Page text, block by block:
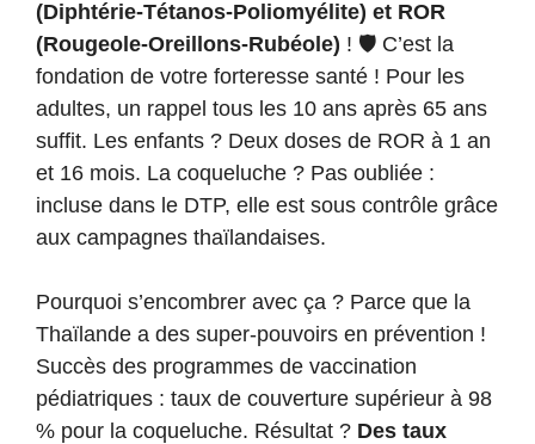
(Diphtérie-Tétanos-Poliomyélite) et ROR
(Rougeole-Oreillons-Rubéole) ! 🛡️ C’est la
fondation de votre forteresse santé ! Pour les
adultes, un rappel tous les 10 ans après 65 ans
suffit. Les enfants ? Deux doses de ROR à 1 an
et 16 mois. La coqueluche ? Pas oubliée :
incluse dans le DTP, elle est sous contrôle grâce
aux campagnes thaïlandaises.
Pourquoi s’encombrer avec ça ? Parce que la
Thaïlande a des super-pouvoirs en prévention !
Succès des programmes de vaccination
pédiatriques : taux de couverture supérieur à 98
% pour la coqueluche. Résultat ? Des taux